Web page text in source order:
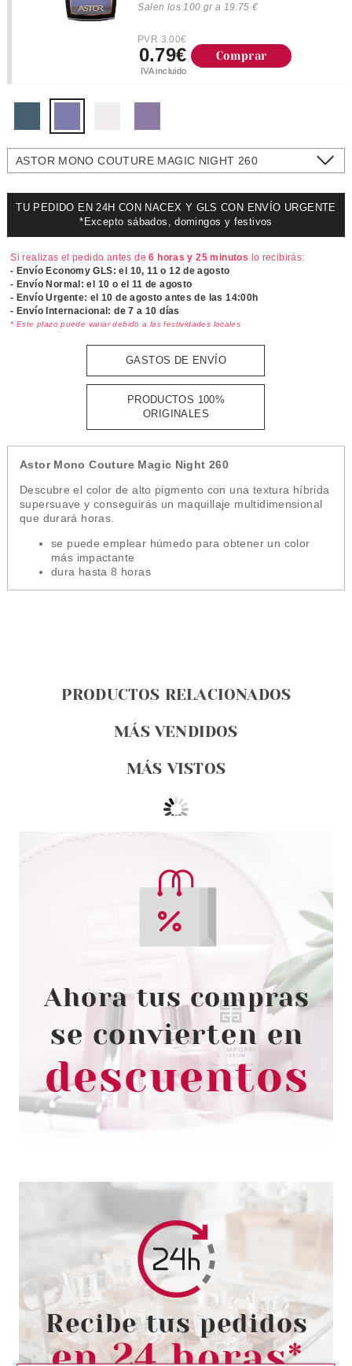
Salen los 100 gr a 19.75 €
PVR 3.00€
0.79€
IVA incluido
Comprar
ASTOR MONO COUTURE MAGIC NIGHT 260
TU PEDIDO EN 24H CON NACEX Y GLS CON ENVÍO URGENTE
*Excepto sábados, domingos y festivos
Si realizas el pedido antes de6 horas y 25 minutos lo recibirás:
- Envío Economy GLS: el 10, 11 o 12 de agosto
- Envío Normal: el 10 o el 11 de agosto
- Envío Urgente: el10 de agosto antes de las 14:00h
- Envío Internacional: de 7 a 10 días
* Este plazo puede variar debido a las festividades locales
GASTOS DE ENVÍO
PRODUCTOS 100%
ORIGINALES
Astor Mono Couture Magic Night 260
Descubre el color de alto pigmento con una textura híbrida
supersuave y conseguirás un maquillaje multidimensional
que durará horas.
se puede emplear húmedo para obtener un color
más impactante
dura hasta 8 horas
PRODUCTOS RELACIONADOS
MÁS VENDIDOS
MÁS VISTOS
ASTOR
ASTOR MONO COUTURE
METALLIC WHITE 820
Pvr 3.00€
-72%
desde
0.84€
ASTOR
ASTOR MONO COUTURE
PASSION PURPLE 660
Pvr 3.00€ desde